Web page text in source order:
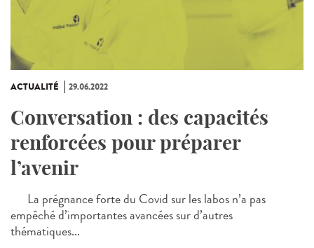
ACTUALITÉ 29.06.2022
Conversation : des capacités
renforcées pour préparer
l’avenir
La prégnance forte du Covid sur les labos n’a pas
empêché d’importantes avancées sur d’autres
thématiques...